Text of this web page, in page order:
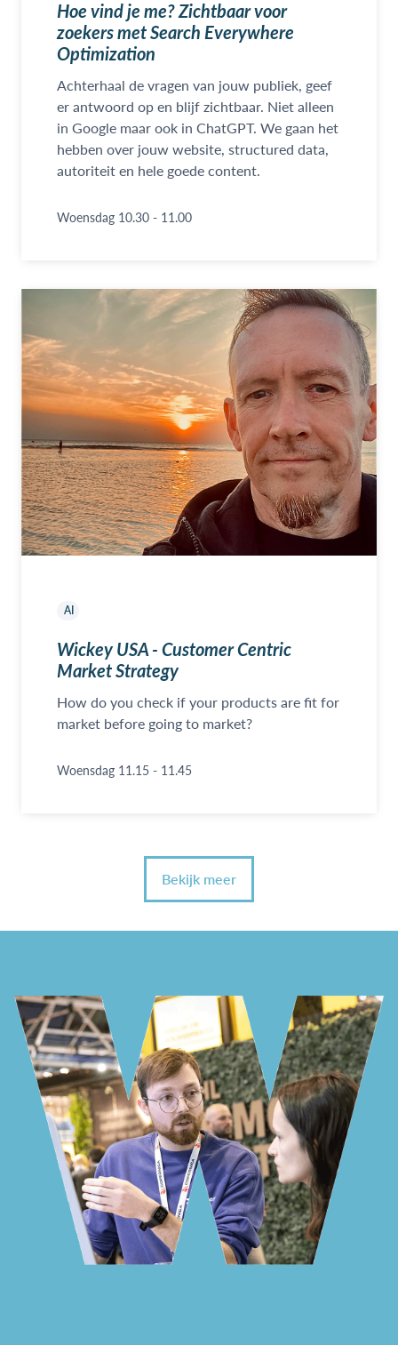
Hoe vind je me? Zichtbaar voor
zoekers met Search Everywhere
Optimization
Achterhaal de vragen van jouw publiek, geef
er antwoord op en blijf zichtbaar. Niet alleen
in Google maar ook in ChatGPT. We gaan het
hebben over jouw website, structured data,
autoriteit en hele goede content.
Woensdag 10.30 - 11.00
AI
Wickey USA - Customer Centric
Market Strategy
How do you check if your products are fit for
market before going to market?
Woensdag 11.15 - 11.45
Bekijk meer